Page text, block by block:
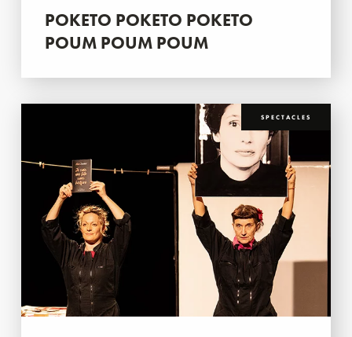
POKETO POKETO POKETO
POUM POUM POUM
SPECTACLES